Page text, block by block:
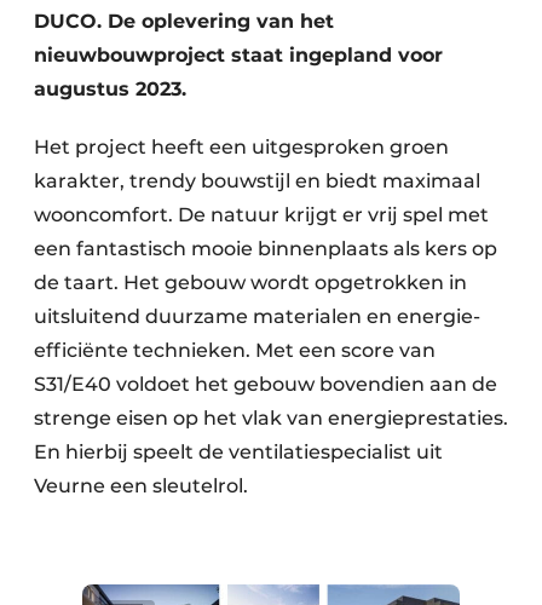
DUCO. De oplevering van het
nieuwbouwproject staat ingepland voor
augustus 2023.
Het project heeft een uitgesproken groen
karakter, trendy bouwstijl en biedt maximaal
wooncomfort. De natuur krijgt er vrij spel met
een fantastisch mooie binnenplaats als kers op
de taart. Het gebouw wordt opgetrokken in
uitsluitend duur­zame materialen en energie-
efficiënte technieken. Met een score van
S31/E40 voldoet het gebouw boven­dien aan de
strenge eisen op het vlak van energie­prestaties.
En hierbij speelt de ventilatie­specialist uit
Veurne een sleutelrol.